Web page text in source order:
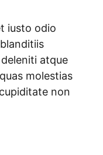
iusto odio
atque
molestias
non